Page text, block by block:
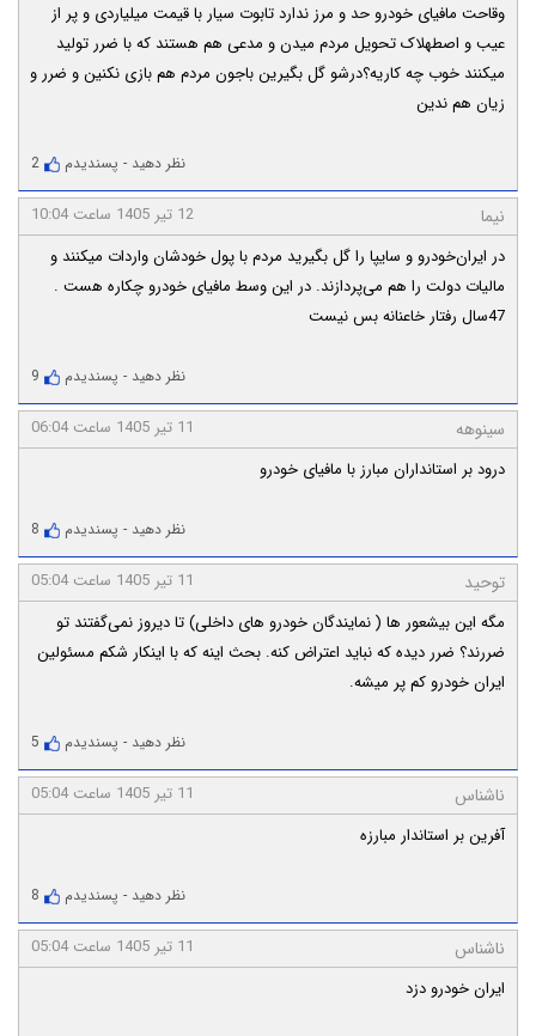
وقاحت مافیای خودرو حد و مرز ندارد تابوت سیار با قیمت میلیاردی و پر از
عیب و اصطهلاک تحویل مردم میدن و مدعی هم هستند که با ضرر تولید
میکنند خوب چه کاریه؟درشو گل بگیرین باجون مردم هم بازی نکنین و ضرر و
زیان هم ندین
نظر دهید - پسندیدم
نیما
12 تیر 1405 ساعت 10:04
در ایران‌خودرو و سایپا را گل بگیرید مردم با پول خودشان واردات میکنند و
مالیات دولت را هم می‌پردازند. در این وسط مافیای خودرو چکاره هست .
47سال رفتار خاعنانه بس نیست
نظر دهید - پسندیدم
سینوهه
11 تیر 1405 ساعت 06:04
درود بر استانداران مبارز با مافیای خودرو
نظر دهید - پسندیدم
توحید
11 تیر 1405 ساعت 05:04
مگه این بیشعور ها ( نمایندگان خودرو های داخلی) تا دیروز نمی‌گفتند تو
ضررند؟ ضرر دیده که نباید اعتراض کنه. بحث اینه که با اینکار شکم مسئولین
ایران خودرو کم پر میشه.
نظر دهید - پسندیدم
ناشناس
11 تیر 1405 ساعت 05:04
آفرین بر استاندار مبارزه
نظر دهید - پسندیدم
ناشناس
11 تیر 1405 ساعت 05:04
ایران خودرو دزد